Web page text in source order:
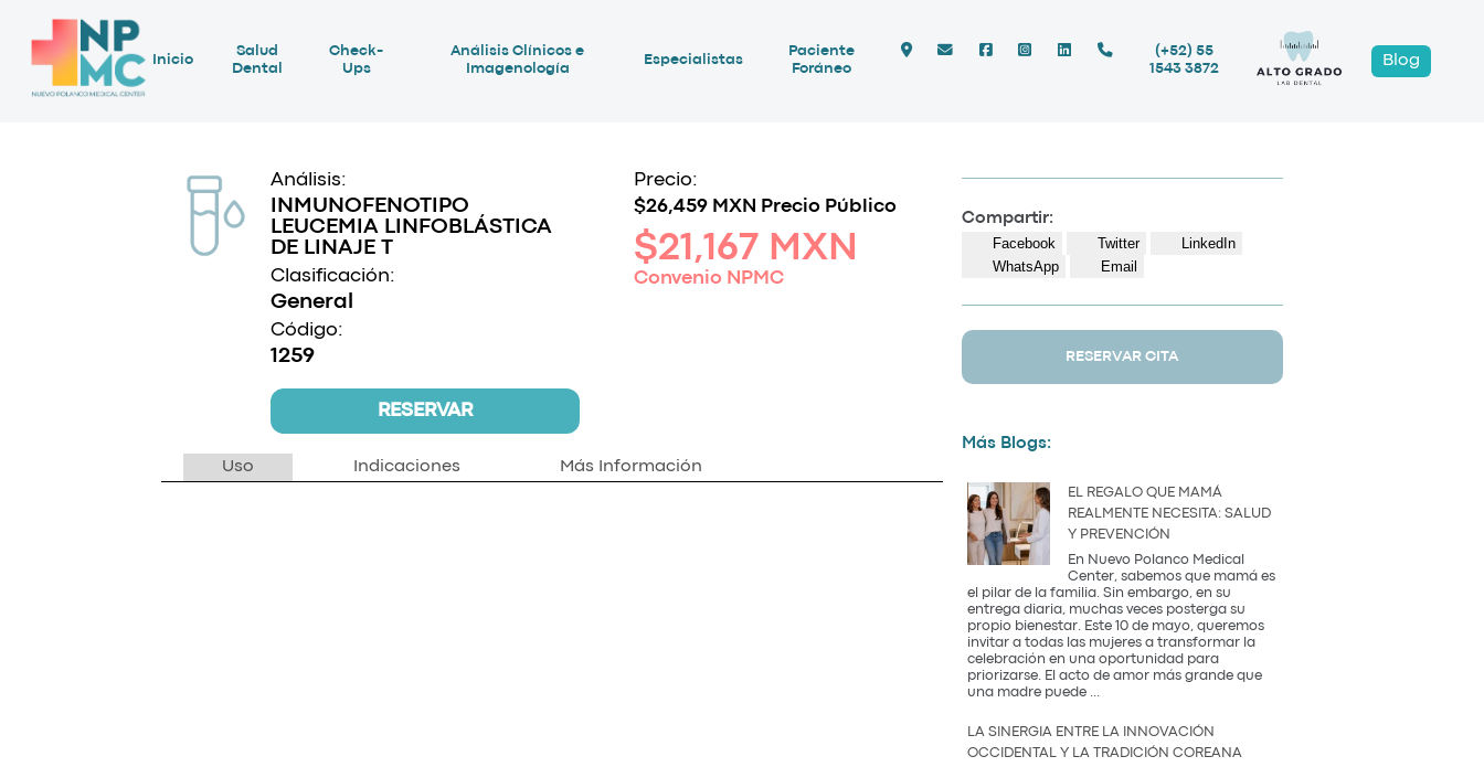
Inicio
Salud
Dental
Check-
Ups
Análisis Clínicos e
Imagenología
Especialistas
Paciente
Foráneo
(+52) 55
1543 3872
Blog
Análisis:
INMUNOFENOTIPO
LEUCEMIA LINFOBLÁSTICA
DE LINAJE T
Clasificación:
General
Código:
1259
RESERVAR
Precio:
$26,459 MXN Precio Público
$21,167 MXN
Convenio NPMC
Uso Indicaciones Más Información
Compartir:
Facebook Twitter
LinkedIn
WhatsApp
Email
RESERVAR CITA
Más Blogs:
EL REGALO QUE MAMÁ
REALMENTE NECESITA: SALUD
Y PREVENCIÓN
En Nuevo Polanco Medical
Center, sabemos que mamá es
el pilar de la familia. Sin embargo, en su
entrega diaria, muchas veces posterga su
propio bienestar. Este 10 de mayo, queremos
invitar a todas las mujeres a transformar la
celebración en una oportunidad para
priorizarse. El acto de amor más grande que
una madre puede ...
que
Realmente
LA SINERGIA ENTRE LA INNOVACIÓN
OCCIDENTAL Y LA TRADICIÓN COREANA